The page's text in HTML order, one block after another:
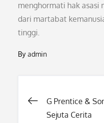
menghormati hak asasi
dari martabat
tinggi.
Byadmin
Post
G Prentice &
Sejuta Cerita